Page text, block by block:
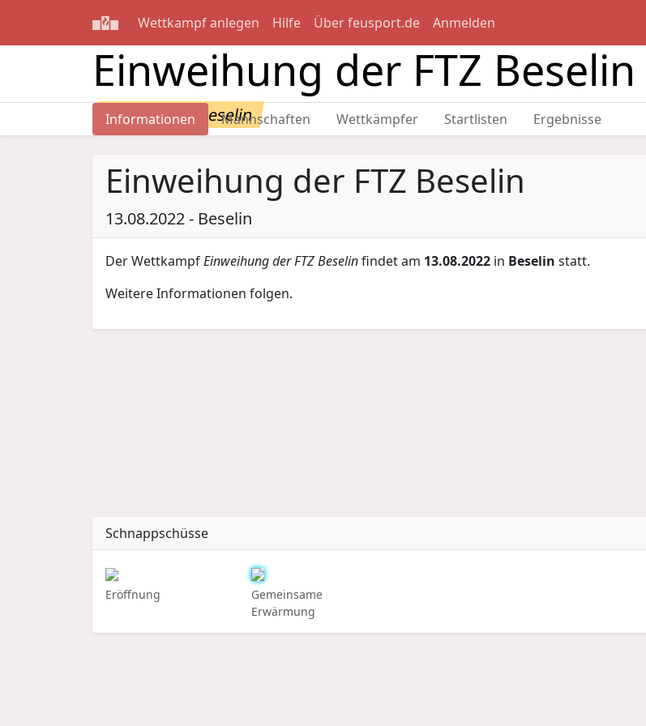
Wettkampf anlegen Hilfe Über feusport.de Anmelden
Einweihung der FTZ Beselin
13.08.2022 - Beselin
Informationen Mannschaften Wettkämpfer Startlisten Ergebnisse
Einweihung der FTZ Beselin
13.08.2022 - Beselin
Der WettkampfEinweihung der FTZ Beselinfindet am 13.08.2022 in Beselin statt.
Weitere Informationen folgen.
Schnappschüsse
Eröffnung
Gemeinsame
Erwärmung